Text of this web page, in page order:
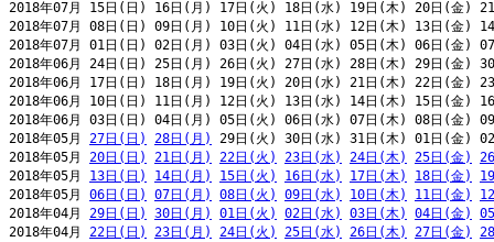
2018年07月 15日(日) 16日(月) 17日(火) 18日(水) 19日(木) 20日(金)
2018年07月 08日(日) 09日(月) 10日(火) 11日(水) 12日(木) 13日(金)
2018年07月 01日(日) 02日(月) 03日(火) 04日(水) 05日(木) 06日(金)
2018年06月 24日(日) 25日(月) 26日(火) 27日(水) 28日(木) 29日(金)
2018年06月 17日(日) 18日(月) 19日(火) 20日(水) 21日(木) 22日(金)
2018年06月 10日(日) 11日(月) 12日(火) 13日(水) 14日(木) 15日(金)
2018年06月 03日(日) 04日(月) 05日(火) 06日(水) 07日(木) 08日(金)
2018年05月 27日(日) 28日(月)
29日(火) 30日(水) 31日(木) 01日(金)
2018年05月 20日(日) 21日(月) 22日(火) 23日(水) 24日(木) 25日(金)
2018年05月 13日(日) 14日(月) 15日(火) 16日(水) 17日(木) 18日(金)
2018年05月 06日(日) 07日(月) 08日(火) 09日(水) 10日(木) 11日(金)
2018年04月 29日(日) 30日(月) 01日(火) 02日(水) 03日(木) 04日(金)
2018年04月 22日(日) 23日(月) 24日(火) 25日(水) 26日(木) 27日(金)